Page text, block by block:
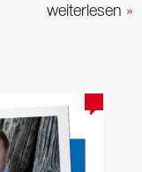
weiterlesen »